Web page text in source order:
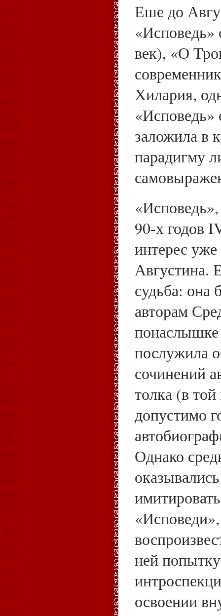
Еше до
«Исповедь»
век), «О
Хилария,
«Исповедь»
заложила в
парадигму
90-х годов
интерес
Августина.
судьба: она
авторам
послужила
сочинений
толка (в
допустимо
Однако
ней
освоении